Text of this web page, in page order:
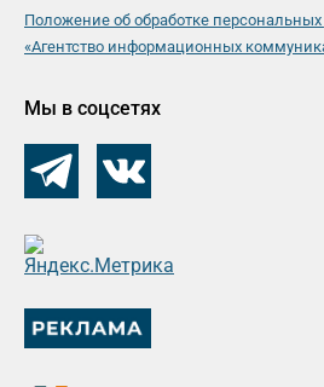
Положение об обработке
«Агентство информационных
Мы в соцсетях